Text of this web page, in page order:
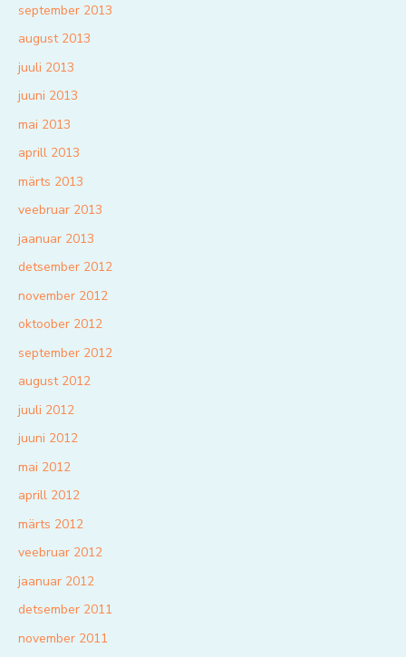
september 2013
august 2013
juuli 2013
juuni 2013
mai 2013
aprill 2013
märts 2013
veebruar 2013
jaanuar 2013
detsember 2012
november 2012
oktoober 2012
september 2012
august 2012
juuli 2012
juuni 2012
mai 2012
aprill 2012
märts 2012
veebruar 2012
jaanuar 2012
detsember 2011
november 2011